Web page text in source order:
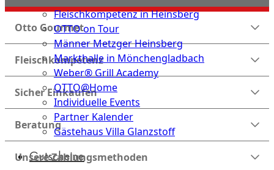
Fleischkompetenz in Heinsberg
OTTO on Tour
Männer Metzger Heinsberg
Markthalle in Mönchengladbach
Weber® Grill Academy
OTTO@Home
Individuelle Events
Partner Kalender
Gästehaus Villa Glanzstoff
Gutscheine
Otto Gourmet
Fleischkompetenz
Sicher Einkaufen
Beratung
Unsere Zahlungsmethoden